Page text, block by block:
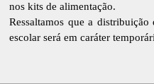
nos kits de alimentação.
Ressaltamos que a
escolar será em caráter